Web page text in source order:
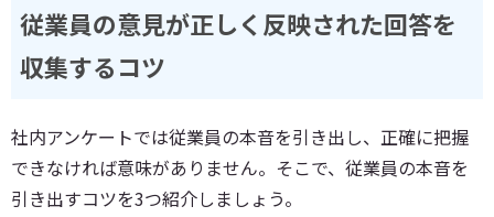
従業員の意見が正しく反映された回答を
収集するコツ
社内アンケートでは従業員の本音を引き出し、正確に把握
できなければ意味がありません。そこで、従業員の本音を
引き出すコツを3つ紹介しましょう。